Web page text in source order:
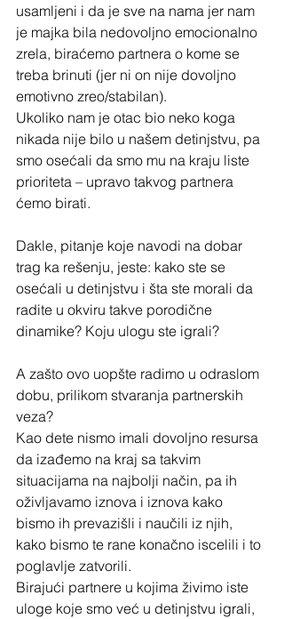
usamljeni i da je sve na nama jer nam
je majka bila nedovoljno emocionalno
zrela, biraćemo partnera o kome se
treba brinuti (jer ni on nije dovoljno
emotivno zreo/stabilan).
Ukoliko nam je otac bio neko koga
nikada nije bilo u našem detinjstvu, pa
smo osećali da smo mu na kraju liste
prioriteta – upravo takvog partnera
ćemo birati.
Dakle, pitanje koje navodi na dobar
trag ka rešenju, jeste: kako ste se
osećali u detinjstvu i šta ste morali da
radite u okviru takve porodične
dinamike? Koju ulogu ste igrali?
A zašto ovo uopšte radimo u odraslom
dobu, prilikom stvaranja partnerskih
veza?
Kao dete nismo imali dovoljno resursa
da izađemo na kraj sa takvim
situacijama na najbolji način, pa ih
oživljavamo iznova i iznova kako
bismo ih prevazišli i naučili iz njih,
kako bismo te rane konačno iscelili i to
poglavlje zatvorili.
Birajući partnere u kojima živimo iste
uloge koje smo već u detinjstvu igrali,